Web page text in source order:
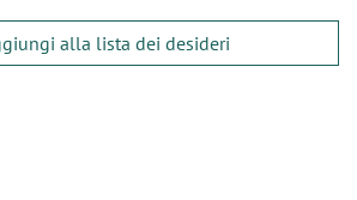
alla lista dei desideri